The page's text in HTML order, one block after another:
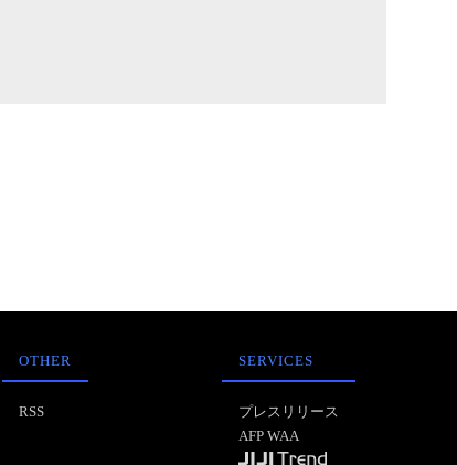
OTHER
RSS
SERVICES
プレスリリース
AFP WAA